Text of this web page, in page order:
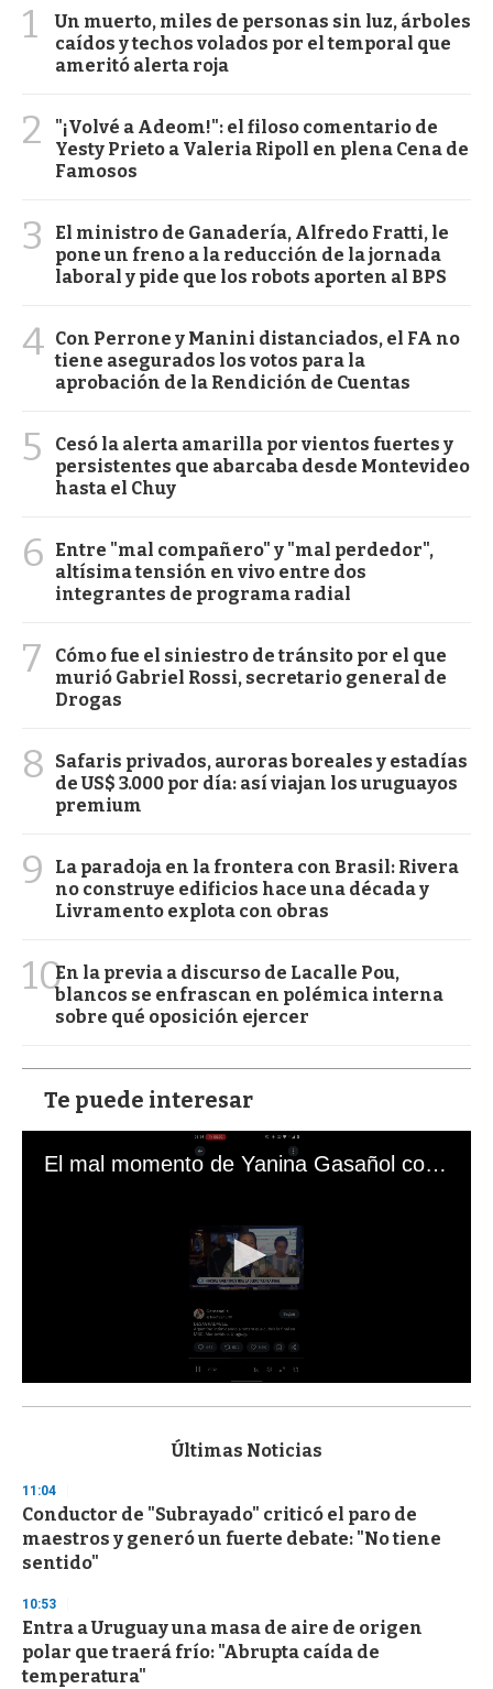
1
Un muerto, miles de personas sin luz, árboles
caídos y techos volados por el temporal que
ameritó alerta roja
2
"¡Volvé a Adeom!": el filoso comentario de
Yesty Prieto a Valeria Ripoll en plena Cena de
Famosos
3
El ministro de Ganadería, Alfredo Fratti, le
pone un freno a la reducción de la jornada
laboral y pide que los robots aporten al BPS
4 Con Perrone y Manini distanciados, el FA no
tiene asegurados los votos para la
aprobación de la Rendición de Cuentas
5
Cesó la alerta amarilla por vientos fuertes y
persistentes que abarcaba desde Montevideo
hasta el Chuy
6
Entre "mal compañero" y "mal perdedor",
altísima tensión en vivo entre dos
integrantes de programa radial
7
Cómo fue el siniestro de tránsito por el que
murió Gabriel Rossi, secretario general de
Drogas
8
Safaris privados, auroras boreales y estadías
de US$ 3.000 por día: así viajan los uruguayos
premium
9
La paradoja en la frontera con Brasil: Rivera
no construye edificios hace una década y
Livramento explota con obras
10En la previa a discurso de Lacalle Pou,
blancos se enfrascan en polémica interna
sobre qué oposición ejercer
Te puede interesar
El mal momento de Yanina Gasañol con un hincha argentino en "Subrayado"
s
d
s
o
f
3
s
e
c
o
n
Últimas Noticias
11:04
Conductor de "Subrayado" criticó el paro de
maestros y generó un fuerte debate: "No tiene
sentido"
10:53
Entra a Uruguay una masa de aire de origen
polar que traerá frío: "Abrupta caída de
temperatura"